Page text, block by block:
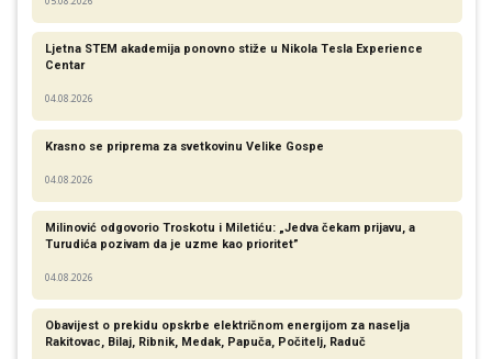
Ljetna STEM akademija ponovno stiže u Nikola Tesla Experience
Centar
04.08.2026
Krasno se priprema za svetkovinu Velike Gospe
04.08.2026
Milinović odgovorio Troskotu i Miletiću: „Jedva čekam prijavu, a
Turudića pozivam da je uzme kao prioritet”
04.08.2026
Obavijest o prekidu opskrbe električnom energijom za naselja
Rakitovac, Bilaj, Ribnik, Medak, Papuča, Počitelj, Raduč